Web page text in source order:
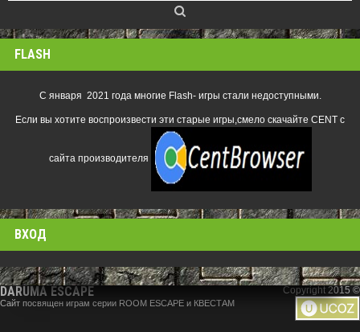
FLASH
С января 2021 года многие Flash- игры стали недоступными.
Если вы хотите воспроизвести эти старые игры,смело скачайте CENT с
сайта производителя
ВХОД
DARUMA ESCAPE
Сайт посвящен играм серии ROOM ESCAPE и КВЕСТАМ
Copyright 2015 ©